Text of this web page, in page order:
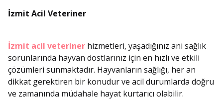
İzmit Acil Veteriner
İzmit acil veteriner hizmetleri, yaşadığınız ani sağlık
sorunlarında hayvan dostlarınız için en hızlı ve etkili
çözümleri sunmaktadır. Hayvanların sağlığı, her an
dikkat gerektiren bir konudur ve acil durumlarda doğru
ve zamanında müdahale hayat kurtarıcı olabilir.